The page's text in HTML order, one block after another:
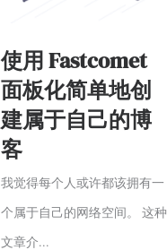
使用 Fastcomet
面板化简单地创
建属于自己的博
客
我觉得每个人或许都该拥有一
个属于自己的网络空间。 这种
文章介...